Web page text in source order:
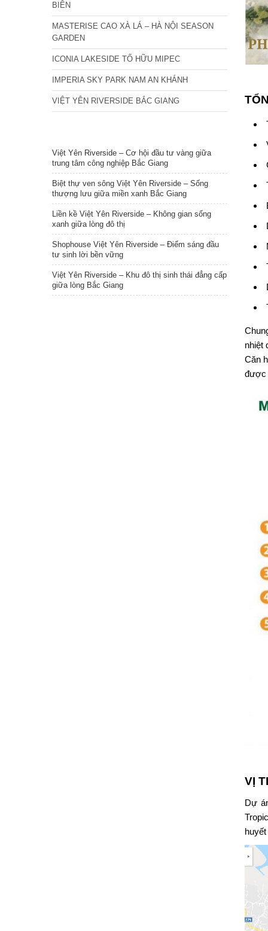
nhiệt
Căn
được
VỊ
Dự
BIÊN
MASTERISE CAO XÀ LÁ – HÀ NỘI SEASON
GARDEN
ICONIA LAKESIDE TỐ HỮU MIPEC
IMPERIA SKY PARK NAM AN KHÁNH
VIỆT YÊN RIVERSIDE BẮC GIANG
Việt Yên Riverside – Cơ hội đầu tư vàng giữa
trung tâm công nghiệp Bắc Giang
Biệt thự ven sông Việt Yên Riverside – Sống
thượng lưu giữa miền xanh Bắc Giang
Liền kề Việt Yên Riverside – Không gian sống
xanh giữa lòng đô thị
Shophouse Việt Yên Riverside – Điểm sáng đầu
tư sinh lời bền vững
Việt Yên Riverside – Khu đô thị sinh thái đẳng cấp
giữa lòng Bắc Giang